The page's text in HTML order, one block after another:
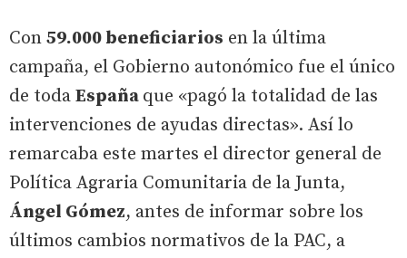
Con 59.000 beneficiarios en la última
campaña, el Gobierno autonómico fue el único
de toda España que «pagó la totalidad de las
intervenciones de ayudas directas». Así lo
remarcaba este martes el director general de
Política Agraria Comunitaria de la Junta,
Ángel Gómez, antes de informar sobre los
últimos cambios normativos de la PAC, a